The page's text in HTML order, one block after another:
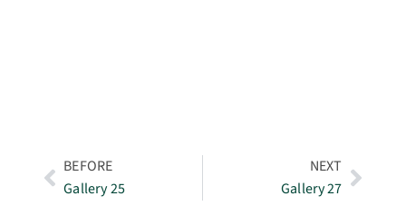
BEFORE
Gallery 25
NEXT
Gallery 27